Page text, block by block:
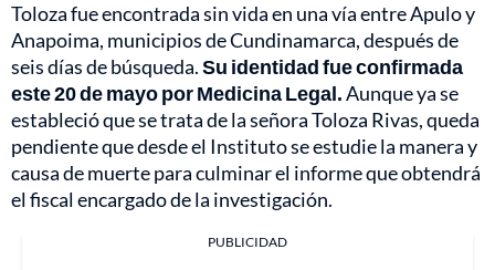
Toloza fue encontrada sin vida en una vía entre Apulo y
Anapoima, municipios de Cundinamarca, después de
seis días de búsqueda.Su identidad fue confirmada
este 20 de mayo por Medicina Legal.Aunque ya se
estableció que se trata de la señora Toloza Rivas, queda
pendiente que desde el Instituto se estudie la manera y
causa de muerte para culminar el informe que obtendrá
el fiscal encargado de la investigación.
PUBLICIDAD